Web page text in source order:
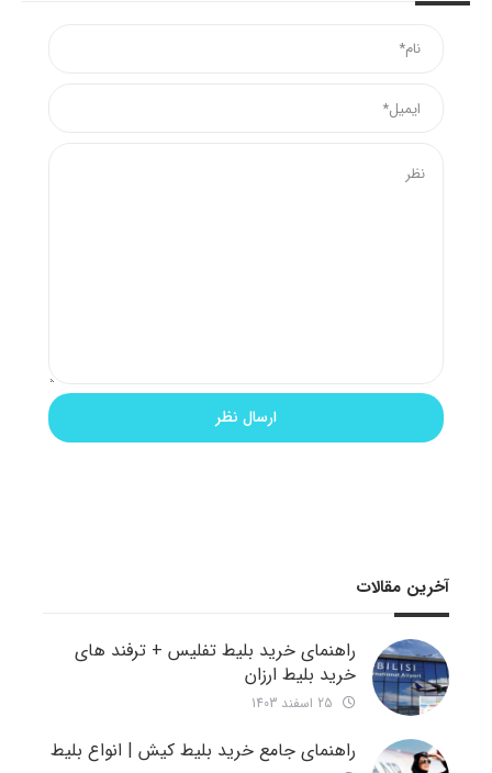
آخرین مقالات
راهنمای خرید بلیط تفلیس + ترفند های
خرید بلیط ارزان
راهنمای جامع خرید بلیط کیش | انواع بلیط